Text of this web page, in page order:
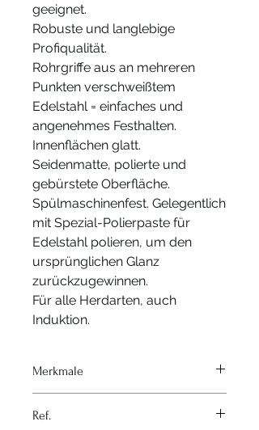
geeignet.
Robuste und langlebige
Profiqualität.
Rohrgriffe aus an mehreren
Punkten verschweißtem
Edelstahl = einfaches und
angenehmes Festhalten.
Innenflächen glatt.
Seidenmatte, polierte und
gebürstete Oberfläche.
Spülmaschinenfest. Gelegentlich
mit Spezial-Polierpaste für
Edelstahl polieren, um den
ursprünglichen Glanz
zurückzugewinnen.
Für alle Herdarten, auch
Induktion.
Merkmale
Backöfen
Ref.